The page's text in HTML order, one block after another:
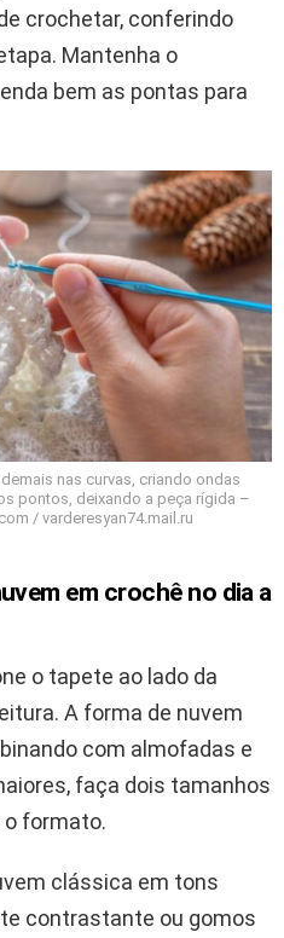
crochetar, conferindo
Mantenha o
bem as pontas para
nas curvas, criando ondas
pontos, deixando a peça rígida –
/ varderesyan74.mail.ru
em crochê no dia a
o tapete ao lado da
A forma de nuvem
com almofadas e
faça dois tamanhos
o formato.
clássica em tons
contrastante ou gomos